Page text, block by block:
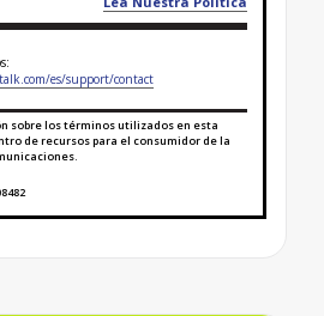
es/support/contact
sobre los términos utilizados en esta
de recursos para el consumidor de la
de datos sobre banda ancha